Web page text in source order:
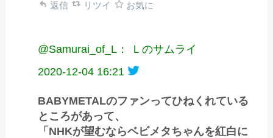
返信 リツイ お気に
@Samurai_of_L： Ｌのサムライ
2020-12-04 16:21
BABYMETALのファンってひねくれている
ところがあって、
「NHKが望むならベビメタちゃんを紅白に